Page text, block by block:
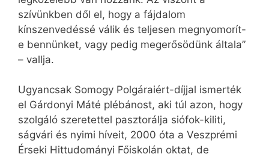
szívünkben dől el, hogy a fájdalom
kínszenvedéssé válik és teljesen megnyomorít-
e bennünket, vagy pedig megerősödünk általa”
– vallja.
Ugyancsak Somogy Polgáraiért-díjjal ismerték
el Gárdonyi Máté plébánost, aki túl azon, hogy
szolgáló szeretettel pasztorálja siófok-kiliti,
ságvári és nyimi híveit, 2000 óta a Veszprémi
Érseki Hittudományi Főiskolán oktat, de